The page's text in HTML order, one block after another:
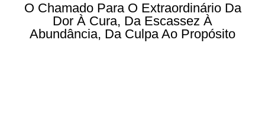
O Chamado Para O Extraordinário Da
Dor À Cura, Da Escassez À
Abundância, Da Culpa Ao Propósito